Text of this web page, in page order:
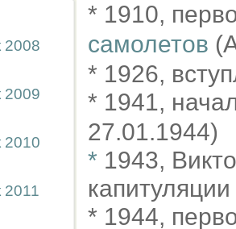
2008
2009
2010
2011
* 1910,
самолетов
* 1926,
* 1941,
27.01.1944)
* 1943,
* 1944,